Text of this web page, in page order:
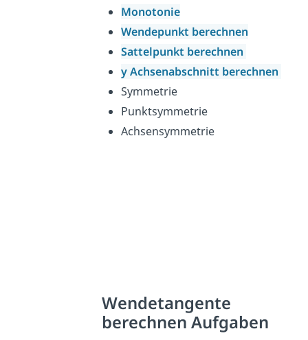
Monotonie
Wendepunkt berechnen
Sattelpunkt berechnen
y Achsenabschnitt berechnen
Symmetrie
Punktsymmetrie
Achsensymmetrie
Wendetangente
berechnen Aufgaben